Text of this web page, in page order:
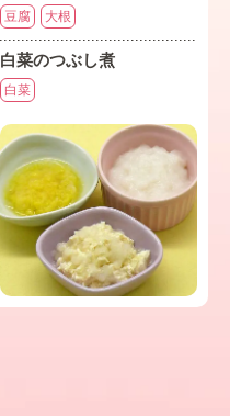
豆腐 大根
白菜のつぶし煮
白菜